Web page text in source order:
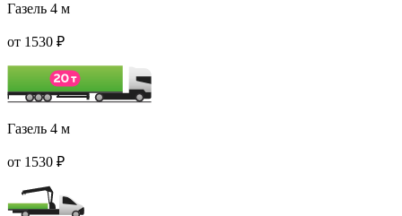
Газель 4 м
от 1530 ₽
Газель 4 м
от 1530 ₽